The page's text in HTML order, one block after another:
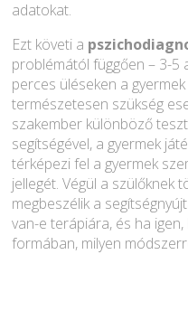
adatokat.
Ezt követi a
problémától függően – 3-5
perces üléseken a
természetesen szükség
szakember különböző
segítségével, a gyermek
térképezi fel a gyermek
jellegét. Végül a szülőknek
megbeszélik a
van-e terápiára, és ha
formában, milyen